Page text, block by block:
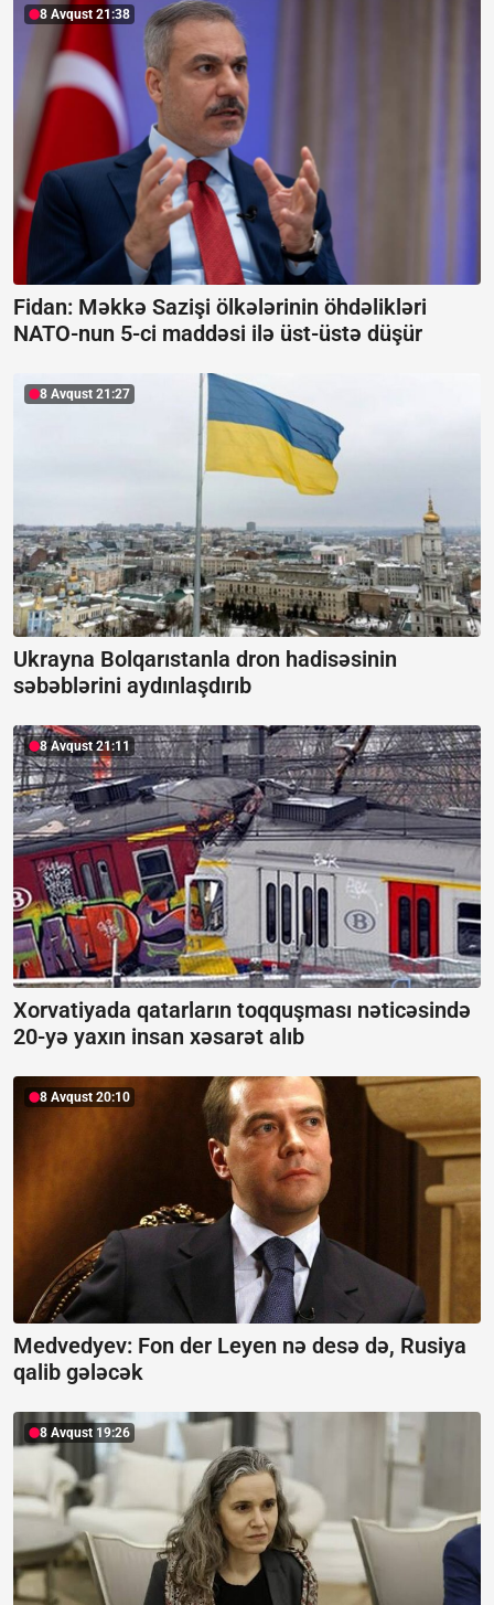
8 Avqust 21:38
Fidan: Məkkə Sazişi ölkələrinin öhdəlikləri
NATO-nun 5-ci maddəsi ilə üst-üstə düşür
8 Avqust 21:27
Ukrayna Bolqarıstanla dron hadisəsinin
səbəblərini aydınlaşdırıb
8 Avqust 21:11
Xorvatiyada qatarların toqquşması nəticəsində
20-yə yaxın insan xəsarət alıb
8 Avqust 20:10
Medvedyev: Fon der Leyen nə desə də, Rusiya
qalib gələcək
8 Avqust 19:26